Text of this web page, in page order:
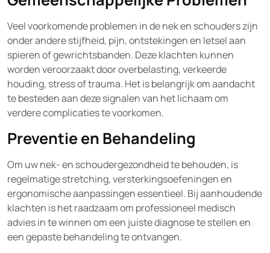
Veel voorkomende problemen in de nek en schouders zijn
onder andere stijfheid, pijn, ontstekingen en letsel aan
spieren of gewrichtsbanden. Deze klachten kunnen
worden veroorzaakt door overbelasting, verkeerde
houding, stress of trauma. Het is belangrijk om aandacht
te besteden aan deze signalen van het lichaam om
verdere complicaties te voorkomen.
Preventie en Behandeling
Om uw nek- en schoudergezondheid te behouden, is
regelmatige stretching, versterkingsoefeningen en
ergonomische aanpassingen essentieel. Bij aanhoudende
klachten is het raadzaam om professioneel medisch
advies in te winnen om een juiste diagnose te stellen en
een gepaste behandeling te ontvangen.